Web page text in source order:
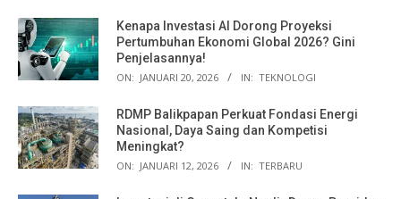
Kenapa Investasi AI Dorong Proyeksi
Pertumbuhan Ekonomi Global 2026? Gini
Penjelasannya!
ON: JANUARI 20, 2026 IN: TEKNOLOGI
RDMP Balikpapan Perkuat Fondasi Energi
Nasional, Daya Saing dan Kompetisi
Meningkat?
ON: JANUARI 12, 2026 IN: TERBARU